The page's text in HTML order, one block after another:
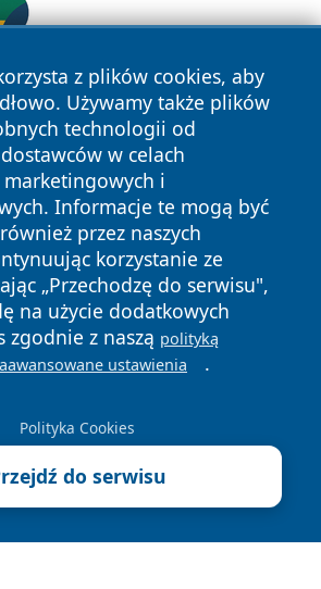
z plików cookies, aby
Używamy także plików
technologii od
w celach
i
Informacje te mogą być
przez naszych
korzystanie ze
„Przechodzę do serwisu",
na użycie dodatkowych
zgodnie z naszą polityką
ustawienia .
Polityka Cookies
do serwisu
Wszystkie prawa
Polityka
Prywatności
Polityka
Cookies